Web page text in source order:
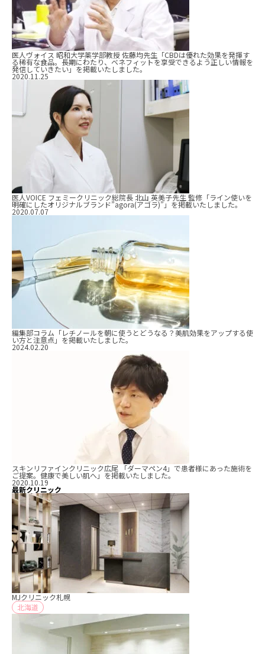
医人ヴォイス 昭和大学薬学部教授 佐藤均先生「CBDは優れた効果を発揮す
る稀有な食品。長期にわたり、ベネフィットを享受できるよう正しい情報を
発信していきたい」を掲載いたしました。
2020.11.25
医人VOICE フェミークリニック総院長 北山 英美子先生 監修「ライン使いを
明確にしたオリジナルブランド”agora(アゴラ)”」を掲載いたしました。
2020.07.07
編集部コラム「レチノールを朝に使うとどうなる？美肌効果をアップする使
い方と注意点」を掲載いたしました。
2024.02.20
スキンリファインクリニック広尾 「ダーマペン4」で患者様にあった施術を
ご提案。健康で美しい肌へ」を掲載いたしました。
2020.10.19
最新クリニック
MJクリニック札幌
北海道